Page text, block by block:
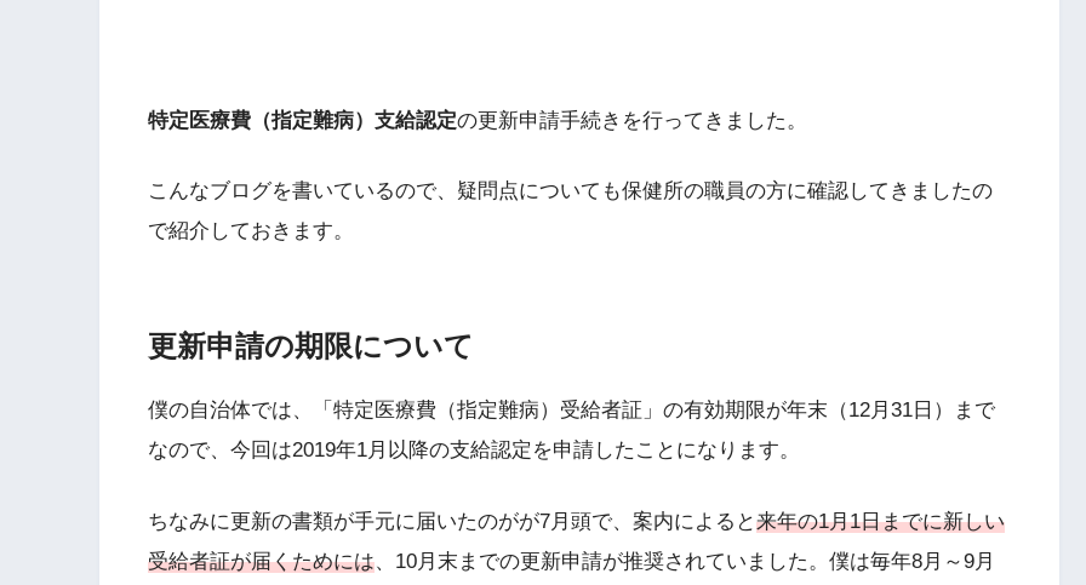
特定医療費（指定難病）支給認定の更新申請手続きを行ってきました。
こんなブログを書いているので、疑問点についても保健所の職員の方に確認してきましたの
で紹介しておきます。
更新申請の期限について
僕の自治体では、「特定医療費（指定難病）受給者証」の有効期限が年末（12月31日）まで
なので、今回は2019年1月以降の支給認定を申請したことになります。
ちなみに更新の書類が手元に届いたのがが7月頭で、案内によると来年の1月1日までに新しい
受給者証が届くためには、10月末までの更新申請が推奨されていました。僕は毎年8月～9月